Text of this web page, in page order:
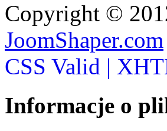
Copyright ©
JoomShaper.com
CSS Valid |
Informacje o